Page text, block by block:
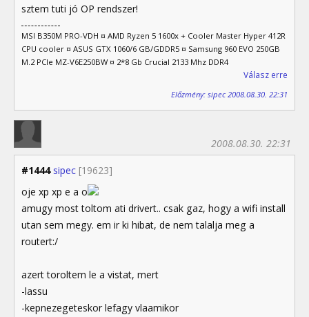
sztem tuti jó OP rendszer!
MSI B350M PRO-VDH ¤ AMD Ryzen 5 1600x + Cooler Master Hyper 412R
CPU cooler ¤ ASUS GTX 1060/6 GB/GDDR5 ¤ Samsung 960 EVO 250GB
M.2 PCIe MZ-V6E250BW ¤ 2*8 Gb Crucial 2133 Mhz DDR4
Válasz erre
Előzmény: sipec 2008.08.30. 22:31
#1444 sipec [19623]
2008.08.30. 22:31
oje xp xp e a o
amugy most toltom ati drivert.. csak gaz, hogy a wifi install
utan sem megy. em ir ki hibat, de nem talalja meg a
routert:/
azert toroltem le a vistat, mert
-lassu
-kepnezegeteskor lefagy vlaamikor